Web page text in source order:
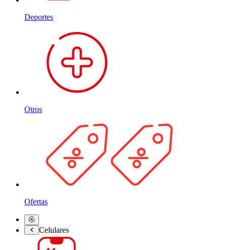
Deportes
Otros
Ofertas
Celulares